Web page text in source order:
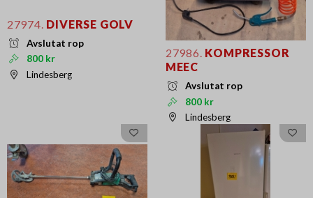
27974. DIVERSE GOLV
Avslutat rop
800 kr
Lindesberg
27986. KOMPRESSOR
MEEC
Avslutat rop
800 kr
Lindesberg